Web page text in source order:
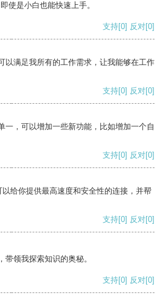
使是小白也能快速上手。
支持[0] 反对[0]
以满足我所有的工作需求，让我能够在工作
支持[0] 反对[0]
一，可以增加一些新功能，比如增加一个自
支持[0] 反对[0]
给你提供最高速度和安全性的连接，并帮
支持[0] 反对[0]
领我探索知识的奥秘。
支持[0] 反对[0]